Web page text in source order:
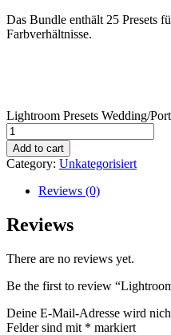
Das Bundle enthält 25 Presets
Farbverhältnisse.
Lightroom Presets Wedding/
Add to cart
Category: Unkategorisiert
Reviews (0)
Reviews
There are no reviews yet.
Be the first to review
Deine E-Mail-Adresse wird
Felder sind mit * markiert